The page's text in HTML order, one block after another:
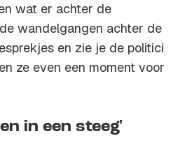
wat er achter de
wandelgangen achter de
en zie je de politici
ze even een moment voor
in een steeg'